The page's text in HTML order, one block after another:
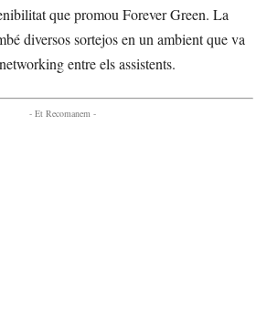
que promou Forever Green. La
diversos sortejos en un ambient que va
entre els assistents.
- Et Recomanem -